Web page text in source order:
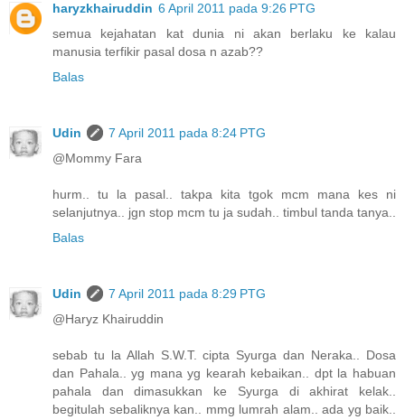
haryzkhairuddin 6 April 2011 pada 9:26 PTG
semua kejahatan kat dunia ni akan berlaku ke kalau
manusia terfikir pasal dosa n azab??
Balas
Udin
7 April 2011 pada 8:24 PTG
@Mommy Fara
hurm.. tu la pasal.. takpa kita tgok mcm mana kes ni
selanjutnya.. jgn stop mcm tu ja sudah.. timbul tanda tanya..
Balas
Udin
7 April 2011 pada 8:29 PTG
@Haryz Khairuddin
sebab tu la Allah S.W.T. cipta Syurga dan Neraka.. Dosa
dan Pahala.. yg mana yg kearah kebaikan.. dpt la habuan
pahala dan dimasukkan ke Syurga di akhirat kelak..
begitulah sebaliknya kan.. mmg lumrah alam.. ada yg baik..